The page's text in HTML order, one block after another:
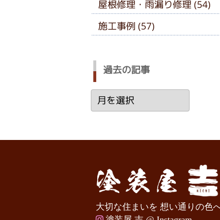
屋根修理・雨漏り修理 (54)
施工事例 (57)
過去の記事
過
去
記
大切な住まいを 想い通りの色